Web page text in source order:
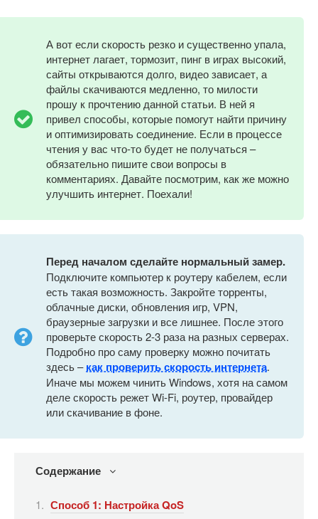
А вот если скорость резко и существенно упала,
интернет лагает, тормозит, пинг в играх высокий,
сайты открываются долго, видео зависает, а
файлы скачиваются медленно, то милости
прошу к прочтению данной статьи. В ней я
привел способы, которые помогут найти причину
и оптимизировать соединение. Если в процессе
чтения у вас что-то будет не получаться –
обязательно пишите свои вопросы в
комментариях. Давайте посмотрим, как же можно
улучшить интернет. Поехали!
Перед началом сделайте нормальный замер.
Подключите компьютер к роутеру кабелем, если
есть такая возможность. Закройте торренты,
облачные диски, обновления игр, VPN,
браузерные загрузки и все лишнее. После этого
проверьте скорость 2-3 раза на разных серверах.
Подробно про саму проверку можно почитать
здесь –как проверить скорость интернета.
Иначе мы можем чинить Windows, хотя на самом
деле скорость режет Wi-Fi, роутер, провайдер
или скачивание в фоне.
Содержание
Способ 1: Настройка QoS